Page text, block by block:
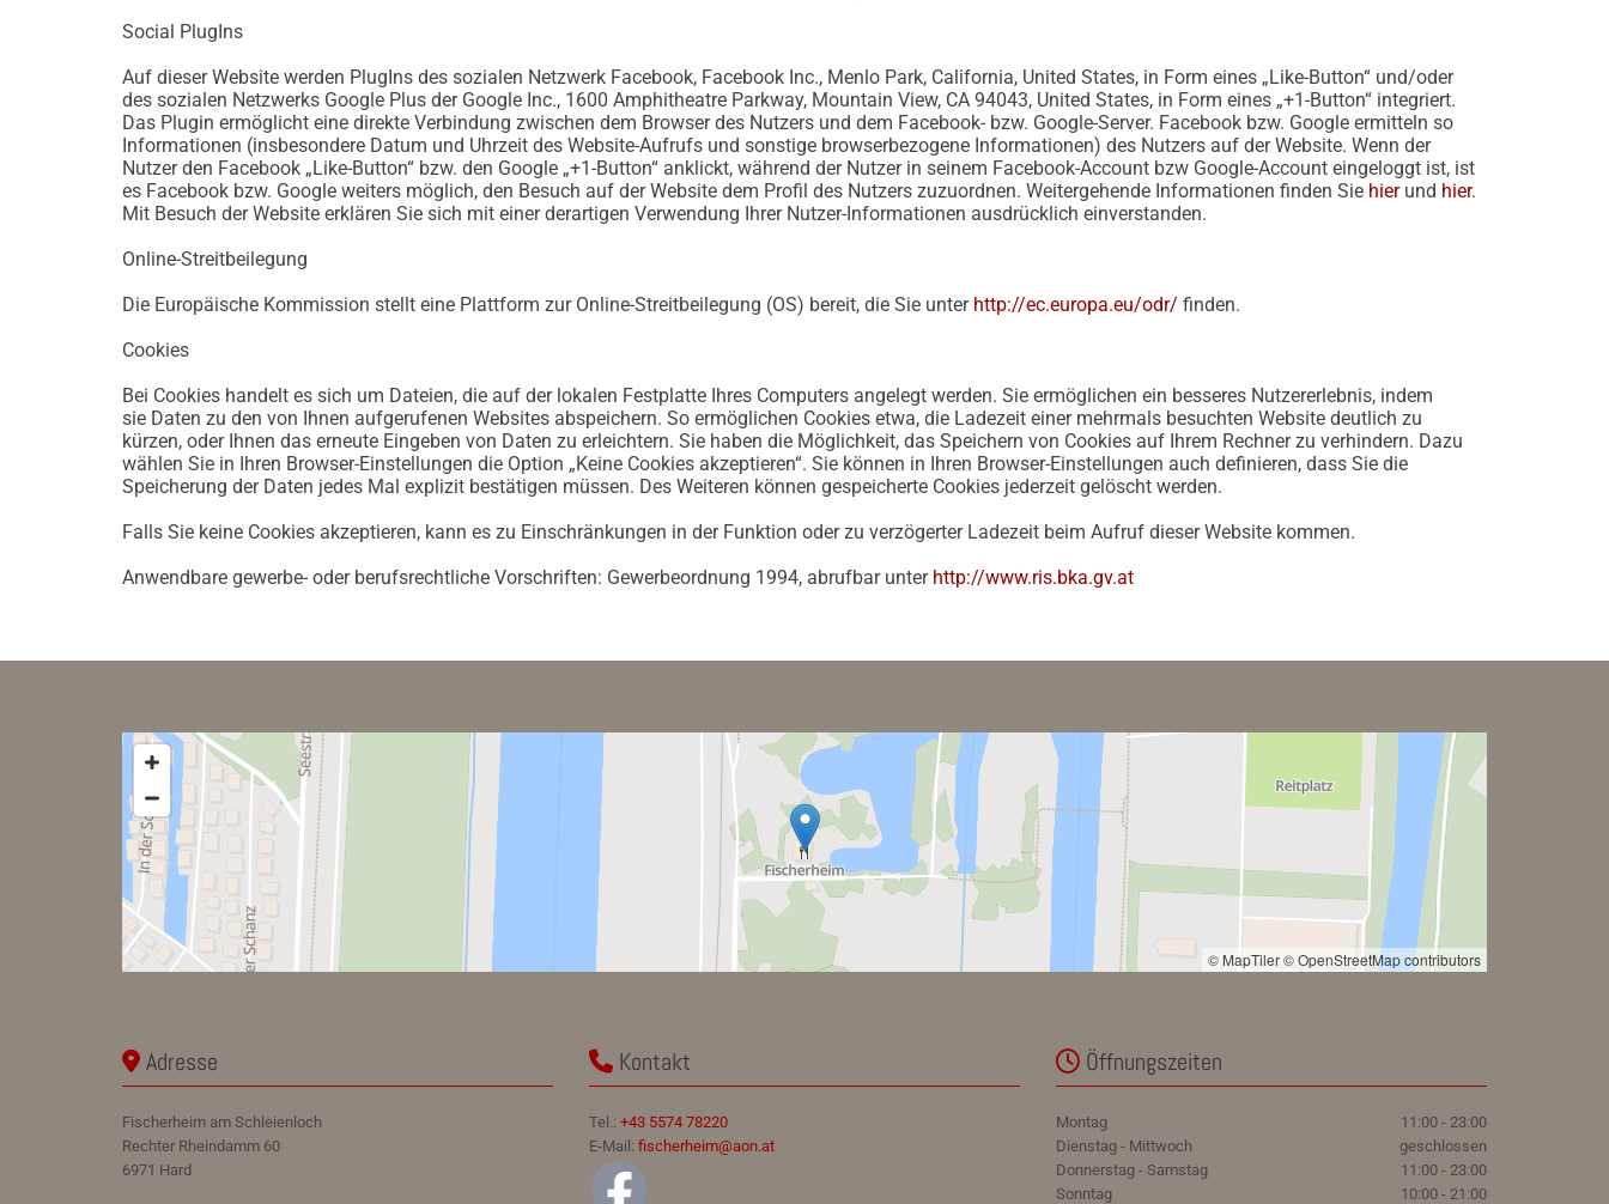
Social PlugIns
Auf dieser Website werden PlugIns des sozialen Netzwerk Facebook, Facebook Inc., Menlo Park, California, United States, in Form eines „Like-Button“ und/oder
des sozialen Netzwerks Google Plus der Google Inc., 1600 Amphitheatre Parkway, Mountain View, CA 94043, United States, in Form eines „+1-Button“ integriert.
Das Plugin ermöglicht eine direkte Verbindung zwischen dem Browser des Nutzers und dem Facebook- bzw. Google-Server. Facebook bzw. Google ermitteln so
Informationen (insbesondere Datum und Uhrzeit des Website-Aufrufs und sonstige browserbezogene Informationen) des Nutzers auf der Website. Wenn der
Nutzer den Facebook „Like-Button“ bzw. den Google „+1-Button“ anklickt, während der Nutzer in seinem Facebook-Account bzw Google-Account eingeloggt ist, ist
es Facebook bzw. Google weiters möglich, den Besuch auf der Website dem Profil des Nutzers zuzuordnen. Weitergehende Informationen finden Sie hierund hier.
Mit Besuch der Website erklären Sie sich mit einer derartigen Verwendung Ihrer Nutzer-Informationen ausdrücklich einverstanden.
Online-Streitbeilegung
Die Europäische Kommission stellt eine Plattform zur Online-Streitbeilegung (OS) bereit, die Sie unter http://ec.europa.eu/odr/ finden.
Cookies
Bei Cookies handelt es sich um Dateien, die auf der lokalen Festplatte Ihres Computers angelegt werden. Sie ermöglichen ein besseres Nutzererlebnis, indem
sie Daten zu den von Ihnen aufgerufenen Websites abspeichern. So ermöglichen Cookies etwa, die Ladezeit einer mehrmals besuchten Website deutlich zu
kürzen, oder Ihnen das erneute Eingeben von Daten zu erleichtern. Sie haben die Möglichkeit, das Speichern von Cookies auf Ihrem Rechner zu verhindern. Dazu
wählen Sie in Ihren Browser-Einstellungen die Option „Keine Cookies akzeptieren“. Sie können in Ihren Browser-Einstellungen auch definieren, dass Sie die
Speicherung der Daten jedes Mal explizit bestätigen müssen. Des Weiteren können gespeicherte Cookies jederzeit gelöscht werden.
Falls Sie keine Cookies akzeptieren, kann es zu Einschränkungen in der Funktion oder zu verzögerter Ladezeit beim Aufruf dieser Website kommen.
Anwendbare gewerbe- oder berufsrechtliche Vorschriften: Gewerbeordnung 1994, abrufbar unter http://www.ris.bka.gv.at
© MapTiler© OpenStreetMap contributors
 Adresse
Fischerheim am Schleienloch
Rechter Rheindamm 60
6971 Hard
Kontakt
Tel.: +43 5574 78220
E-Mail: fischerheim@aon.at
Öffnungszeiten
Montag
11:00 - 23:00
Dienstag - Mittwoch
geschlossen
Donnerstag - Samstag
11:00 - 23:00
Sonntag
10:00 - 21:00